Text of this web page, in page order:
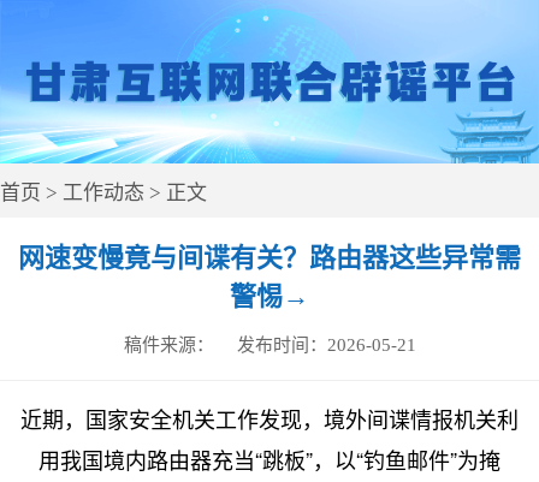
首页 > 工作动态 > 正文
网速变慢竟与间谍有关？路由器这些异常需
警惕→
稿件来源： 发布时间： 2026-05-21
近期，国家安全机关工作发现，境外间谍情报机关利
用我国境内路由器充当“跳板”，以“钓鱼邮件”为掩